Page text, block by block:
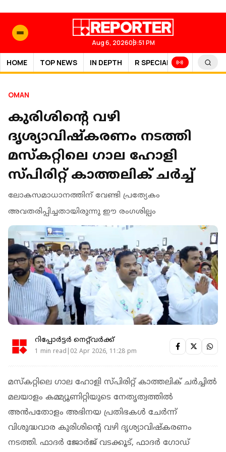
Aug 6, 202609:51 PM
HOME TOP NEWS IN DEPTH R SPECIAL SPORTS
OMAN
കുരിശിന്റെ വഴി
ദൃശ്യാവിഷ്കരണം നടത്തി
മസ്കറ്റിലെ ഗാല ഹോളി
സ്പിരിറ്റ് കാത്തലിക് ചർച്ച്
ലോകസമാധാനത്തിന് വേണ്ടി പ്രത്യേകം
അവതരിപ്പിച്ചതായിരുന്നു ഈ രംഗശില്പം
റിപ്പോർട്ടർ നെറ്റ്‌വര്‍ക്ക്‌
1 min read|02 Apr 2026, 11:28 pm
മസ്കറ്റിലെ ഗാല ഹോളി സ്പിരിറ്റ് കാത്തലിക് ചർച്ചിൽ
മലയാളം കമ്മ്യൂണിറ്റിയുടെ നേതൃത്വത്തിൽ
അൻപതോളം അഭിനയ പ്രതിഭകൾ ചേർന്ന്
വിശുദ്ധവാര കുരിശിന്റെ വഴി ദൃശ്യാവിഷ്കരണം
നടത്തി. ഫാദർ ജോർജ് വടക്കൂട്, ഫാദർ ഗോഡ്